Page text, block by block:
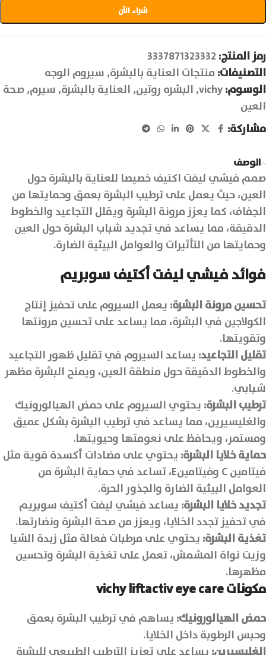
شراء الآن
رمز المنتج: 3337871323332
التصنيفات: منتجات العناية بالبشرة, سيروم الوجه
الوسوم:vichy
, البشره روتين, العناية بالبشرة, سيرم,صحة
العين
مشاركة:
الوصف
صمم فيشي ليفت اكتيف خصيصا للعناية بالبشرة حول
العين، حيث يعمل على ترطيب البشرة بعمق وحمايتها من
الجفاف، كما يعزز مرونة البشرة ويقلل التجاعيد والخطوط
الدقيقة، مما يساعد في تجديد شباب البشرة حول العين
وحمايتها من التأثيرات والعوامل البيئية الضارة.
فوائد فيشي ليفت أكتيف سوبريم
تحسين مرونة البشرة: يعمل السيروم على تحفيز إنتاج
الكولاجين في البشرة، مما يساعد على تحسين مرونتها
وتقويتها.
تقليل التجاعيد: يساعد السيروم في تقليل ظهور التجاعيد
والخطوط الدقيقة حول منطقة العين، ويمنح البشرة مظهر
شبابي.
ترطيب البشرة: يحتوي السيروم على حمض الهيالورونيك
والغليسيرين، مما يساعد في ترطيب البشرة بشكل عميق
ومستمر، ويحافظ على نعومتها وحيويتها.
حماية خلايا البشرة: يحتوي على مضادات أكسدة قوية مثل
فيتامين C وفيتامينE، تساعد في حماية البشرة من
العوامل البيئية الضارة والجذور الحرة.
تجديد خلايا البشرة: يساعد فيشي ليفت أكتيف سوبريم
في تحفيز تجدد الخلايا، ويعزز من صحة البشرة ونضارتها.
تغذية البشرة: يحتوي على مرطبات فعالة مثل زبدة الشيا
وزيت نواة المشمش، تعمل على تغذية البشرة وتحسين
مظهرها.
مكونات vichy liftactiv eye care
حمض الهيالورونيك: يساهم في ترطيب البشرة بعمق
وحبس الرطوبة داخل الخلايا.